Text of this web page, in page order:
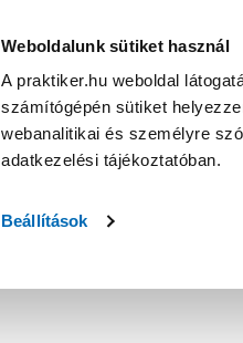
Weboldalunk sütiket használ
A praktiker.hu weboldal
számítógépén sütiket
webanalitikai és személyre
adatkezelési tájékoztatóban.
Beállítások